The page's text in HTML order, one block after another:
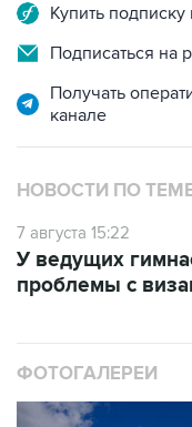
Купить
Подписаться на
Получать
канале
НОВОСТИ ПО
7 августа 15:22
У ведущих
проблемы с
ФОТОГАЛЕРЕИ